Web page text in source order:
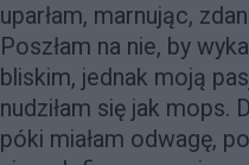
uparłam, marnując,
Poszłam na nie, by
bliskim, jednak moją
nudziłam się jak mops.
póki miałam odwagę,